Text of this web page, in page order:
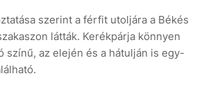
szerint a férfit utoljára a Békés
látták. Kerékpárja könnyen
színű, az elején és a hátulján is egy-